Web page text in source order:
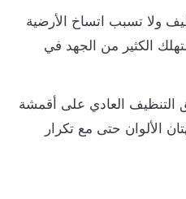
تسبب اتساخ الأرضية
الكثير من الجهد في
العادي على أقمشة
الألوان حتى مع تكرار